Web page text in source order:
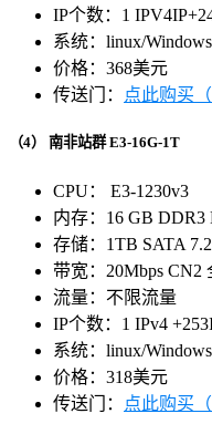
IP个数：1
系统：linux/Windows
价格：368美元
传送门：
点此购买
（4） 南非站群 E3-16G-1T
CPU： E3-1230v3
内存：16 GB DDR3
存储：1TB SATA
带宽：20Mbps CN2
流量：不限流量
IP个数：1 IPv4
系统：linux/Windows
价格：318美元
传送门：
点此购买